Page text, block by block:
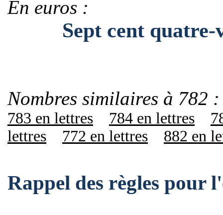
En euros :
Sept cent quatre-
Nombres similaires à 782 :
783 en lettres 784 en lettres
lettres
772 en lettres 882 en
Rappel des règles pour